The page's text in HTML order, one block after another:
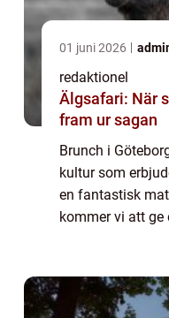
01 juni 2026
redaktionel
Älgsafari: När
fram ur sagan
Brunch i
kultur som
en fantastisk
kommer vi att ge